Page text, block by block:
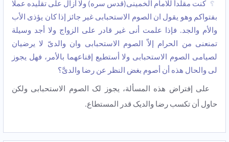
کنت مقلداً للامام الخمینی(قدس سره) ولا أزال على تقلیده عملا
بفتواکم وهو یقول ان الصوم الاستحبابی غیر جائز إذا کان یؤذی الأب
والأم والجد. فإذا علمت أنی غیر قادر على الزواج ولا أجد وسیلة
تمنعنی من الحرام إلاّ الصوم الاستحبابی وان والدیّ لا یرضیان
لصیامی الصوم الاستحبابی ولا أستطیع إقناعهما بالأمر، فهل یجوز
لی والحال هذه أن أصوم بغض النظر عن رضا والدیَّ؟
على إفتراض هذه المسألة، یجوز لک الصوم الاستحبابی ولکن
حاول أن تکسب رضا والدیک قدر المستطاع.